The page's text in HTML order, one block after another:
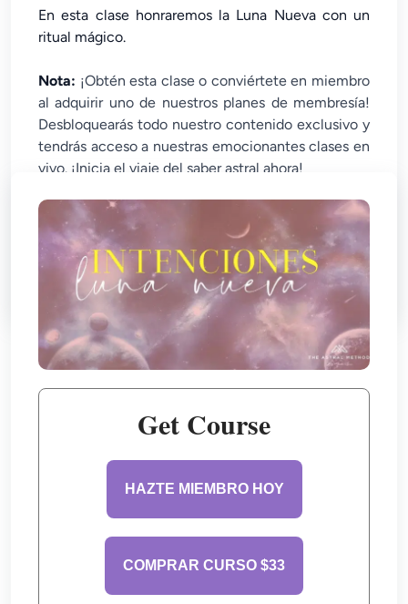
En esta clase honraremos la Luna Nueva con un
ritual mágico.
Nota: ¡Obtén esta clase o conviértete en miembro
al adquirir uno de nuestros planes de membresía!
Desbloquearás todo nuestro contenido exclusivo y
tendrás acceso a nuestras emocionantes clases en
vivo. ¡Inicia el viaje del saber astral ahora!
No chapter found in this course
Get Course
HAZTE MIEMBRO HOY
COMPRAR CURSO $33